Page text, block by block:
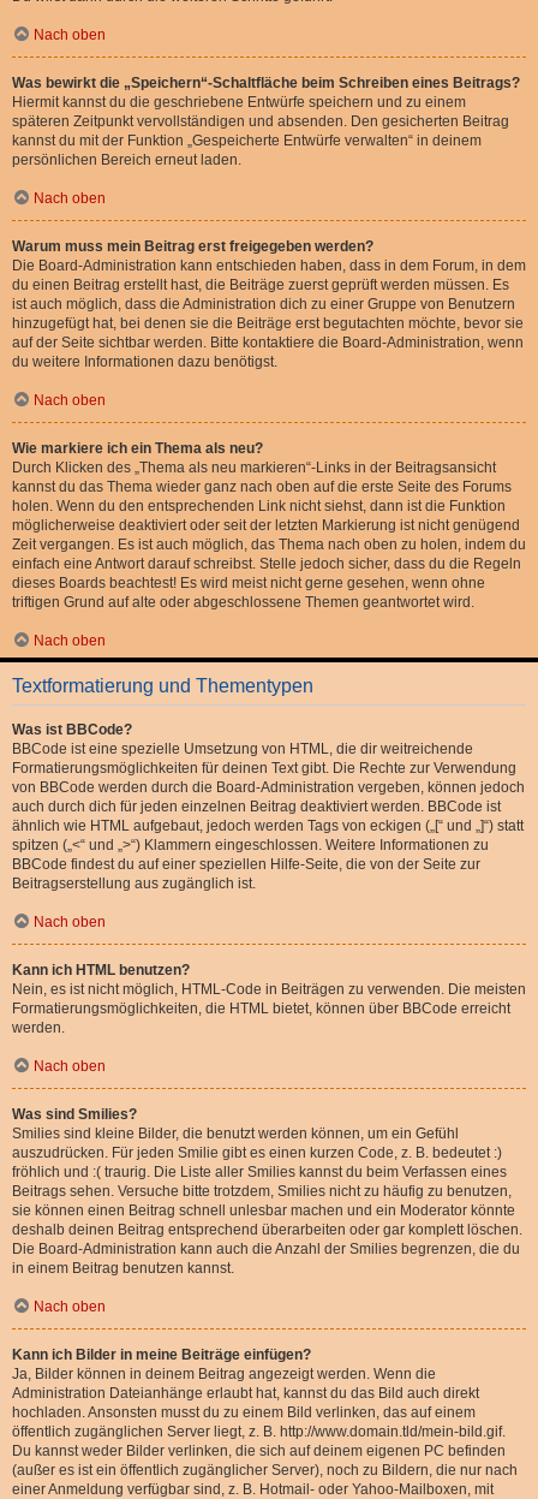
Nach oben
Was bewirkt die „Speichern“-Schaltfläche beim Schreiben eines Beitrags?
Hiermit kannst du die geschriebene Entwürfe speichern und zu einem
späteren Zeitpunkt vervollständigen und absenden. Den gesicherten Beitrag
kannst du mit der Funktion „Gespeicherte Entwürfe verwalten“ in deinem
persönlichen Bereich erneut laden.
Nach oben
Warum muss mein Beitrag erst freigegeben werden?
Die Board-Administration kann entschieden haben, dass in dem Forum, in dem
du einen Beitrag erstellt hast, die Beiträge zuerst geprüft werden müssen. Es
ist auch möglich, dass die Administration dich zu einer Gruppe von Benutzern
hinzugefügt hat, bei denen sie die Beiträge erst begutachten möchte, bevor sie
auf der Seite sichtbar werden. Bitte kontaktiere die Board-Administration, wenn
du weitere Informationen dazu benötigst.
Nach oben
Wie markiere ich ein Thema als neu?
Durch Klicken des „Thema als neu markieren“-Links in der Beitragsansicht
kannst du das Thema wieder ganz nach oben auf die erste Seite des Forums
holen. Wenn du den entsprechenden Link nicht siehst, dann ist die Funktion
möglicherweise deaktiviert oder seit der letzten Markierung ist nicht genügend
Zeit vergangen. Es ist auch möglich, das Thema nach oben zu holen, indem du
einfach eine Antwort darauf schreibst. Stelle jedoch sicher, dass du die Regeln
dieses Boards beachtest! Es wird meist nicht gerne gesehen, wenn ohne
triftigen Grund auf alte oder abgeschlossene Themen geantwortet wird.
Nach oben
Textformatierung und Thementypen
Was ist BBCode?
BBCode ist eine spezielle Umsetzung von HTML, die dir weitreichende
Formatierungsmöglichkeiten für deinen Text gibt. Die Rechte zur Verwendung
von BBCode werden durch die Board-Administration vergeben, können jedoch
auch durch dich für jeden einzelnen Beitrag deaktiviert werden. BBCode ist
ähnlich wie HTML aufgebaut, jedoch werden Tags von eckigen („[“ und „]“) statt
spitzen („<“ und „>“) Klammern eingeschlossen. Weitere Informationen zu
BBCode findest du auf einer speziellen Hilfe-Seite, die von der Seite zur
Beitragserstellung aus zugänglich ist.
Nach oben
Kann ich HTML benutzen?
Nein, es ist nicht möglich, HTML-Code in Beiträgen zu verwenden. Die meisten
Formatierungsmöglichkeiten, die HTML bietet, können über BBCode erreicht
werden.
Nach oben
Was sind Smilies?
Smilies sind kleine Bilder, die benutzt werden können, um ein Gefühl
auszudrücken. Für jeden Smilie gibt es einen kurzen Code, z. B. bedeutet :)
fröhlich und :( traurig. Die Liste aller Smilies kannst du beim Verfassen eines
Beitrags sehen. Versuche bitte trotzdem, Smilies nicht zu häufig zu benutzen,
sie können einen Beitrag schnell unlesbar machen und ein Moderator könnte
deshalb deinen Beitrag entsprechend überarbeiten oder gar komplett löschen.
Die Board-Administration kann auch die Anzahl der Smilies begrenzen, die du
in einem Beitrag benutzen kannst.
Nach oben
Kann ich Bilder in meine Beiträge einfügen?
Ja, Bilder können in deinem Beitrag angezeigt werden. Wenn die
Administration Dateianhänge erlaubt hat, kannst du das Bild auch direkt
hochladen. Ansonsten musst du zu einem Bild verlinken, das auf einem
öffentlich zugänglichen Server liegt, z. B. http://www.domain.tld/mein-bild.gif.
Du kannst weder Bilder verlinken, die sich auf deinem eigenen PC befinden
(außer es ist ein öffentlich zugänglicher Server), noch zu Bildern, die nur nach
einer Anmeldung verfügbar sind, z. B. Hotmail- oder Yahoo-Mailboxen, mit